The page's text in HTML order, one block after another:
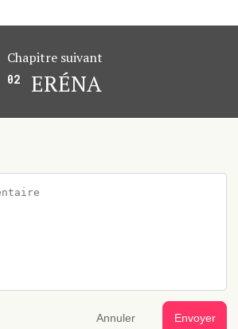
Chapitre suivant
02 ERÉNA
Annuler Envoyer